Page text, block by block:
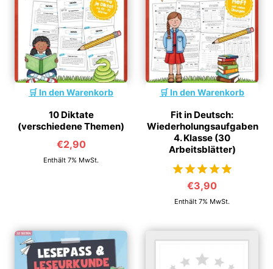
In den Warenkorb
10 Diktate
(verschiedene Themen)
€2,90
Enthält 7% MwSt.
In den Warenkorb
Fit in Deutsch:
Wiederholungsaufgaben
4. Klasse (30
Arbeitsblätter)
von 5
€3,90
Enthält 7% MwSt.